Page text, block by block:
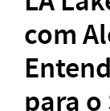
com
para o